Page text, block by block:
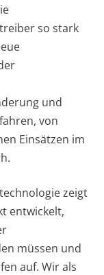
so stark
und
von
Einsätzen im
zeigt
entwickelt,
müssen und
auf. Wir als